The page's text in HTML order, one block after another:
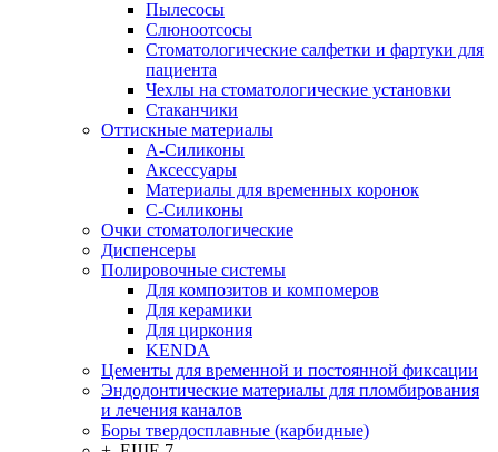
Пылесосы
Слюноотсосы
Стоматологические салфетки и фартуки для
пациента
Чехлы на стоматологические установки
Стаканчики
Оттискные материалы
А-Силиконы
Аксессуары
Материалы для временных коронок
С-Силиконы
Очки стоматологические
Диспенсеры
Полировочные системы
Для композитов и компомеров
Для керамики
Для циркония
KENDA
Цементы для временной и постоянной фиксации
Эндодонтические материалы для пломбирования
и лечения каналов
Боры твердосплавные (карбидные)